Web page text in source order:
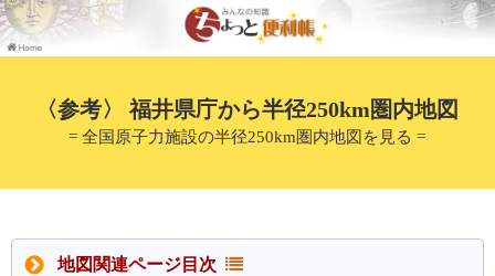
〈参考〉 福井県庁から半径250km圏内地図
= 全国原子力施設の半径250km圏内地図を見る =
地図関連ページ目次